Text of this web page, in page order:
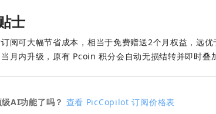
士
阅可大幅节省成本，相当于免费赠送2个月权益，远优
当月内升级，原有 Pcoin 积分会自动无损结转并即时叠
AI功能了吗？ 查看 PicCopilot 订阅价格表